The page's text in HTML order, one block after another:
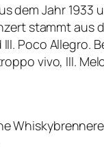
dem Jahr
stammt aus
Poco Allegro.
vivo, III.